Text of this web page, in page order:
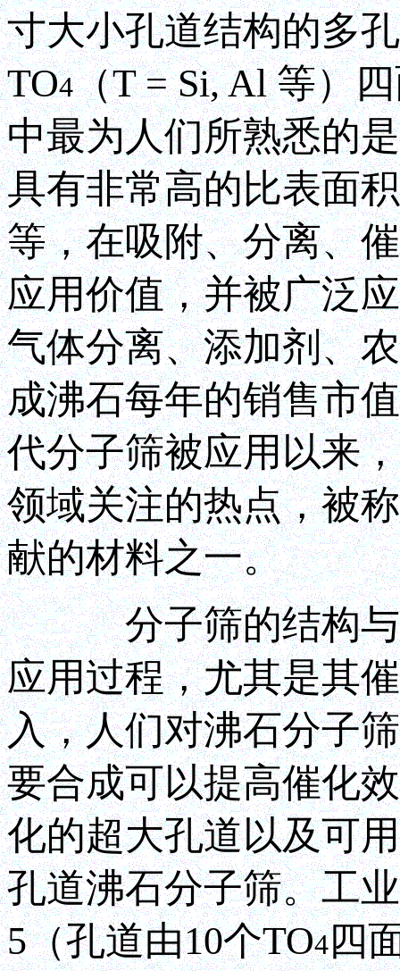
寸大小孔道结构的多
TO4（T = Si, Al 等）
中最为人们所熟悉的
具有非常高的比表面
等，在吸附、分离、
应用价值，并被广泛
气体分离、添加剂、
成沸石每年的销售市
代分子筛被应用以来
领域关注的热点，被
献的材料之一。
分子筛的结构与其
应用过程，尤其是其
入，人们对沸石分子
要合成可以提高催化
化的超大孔道以及可
孔道沸石分子筛。工
5（孔道由10个TO4四